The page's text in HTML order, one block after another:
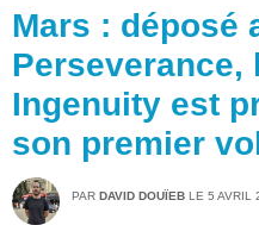
Mars : déposé
Perseverance,
Ingenuity est
son premier
PAR DAVID DOUÏEB LE 5 AVRIL